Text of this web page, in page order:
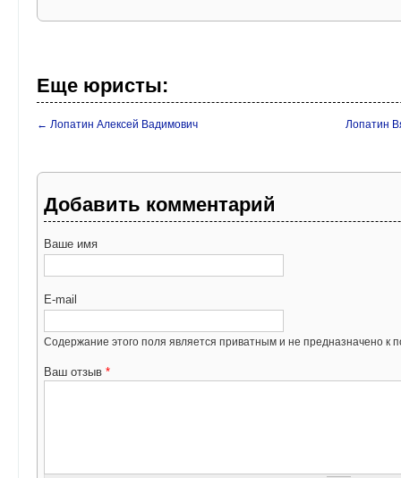
Еще юристы:
← Лопатин Алексей Вадимович Лопатин
Добавить комментарий
Ваше имя
E-mail
Содержание этого поля является приватным и не предназначено к
Ваш отзыв *